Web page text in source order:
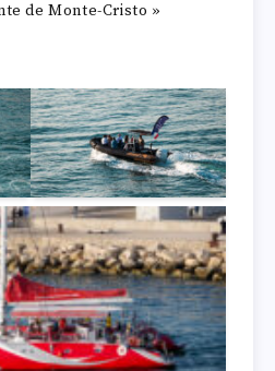
de Monte-Cristo »